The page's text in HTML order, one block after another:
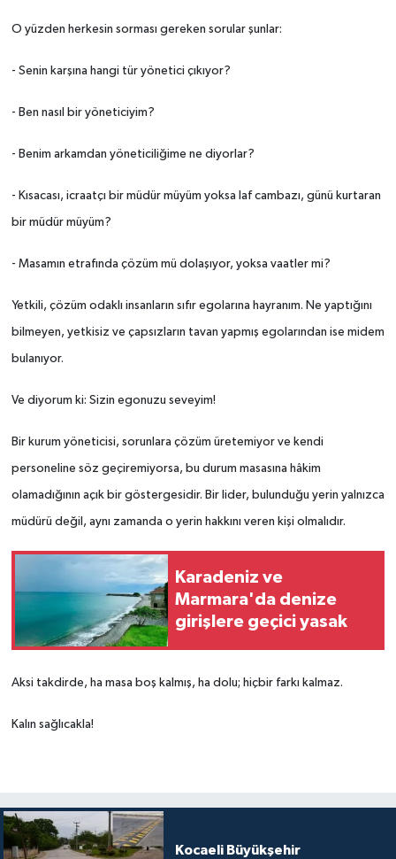
O yüzden herkesin sorması gereken sorular şunlar:
- Senin karşına hangi tür yönetici çıkıyor?
- Ben nasıl bir yöneticiyim?
- Benim arkamdan yöneticiliğime ne diyorlar?
- Kısacası, icraatçı bir müdür müyüm yoksa laf cambazı, günü kurtaran
bir müdür müyüm?
- Masamın etrafında çözüm mü dolaşıyor, yoksa vaatler mi?
Yetkili, çözüm odaklı insanların sıfır egolarına hayranım. Ne yaptığını
bilmeyen, yetkisiz ve çapsızların tavan yapmış egolarından ise midem
bulanıyor.
Ve diyorum ki: Sizin egonuzu seveyim!
Bir kurum yöneticisi, sorunlara çözüm üretemiyor ve kendi
personeline söz geçiremiyorsa, bu durum masasına hâkim
olamadığının açık bir göstergesidir. Bir lider, bulunduğu yerin yalnızca
müdürü değil, aynı zamanda o yerin hakkını veren kişi olmalıdır.
Karadeniz ve
Marmara'da denize
girişlere geçici yasak
Aksi takdirde, ha masa boş kalmış, ha dolu; hiçbir farkı kalmaz.
Kalın sağlıcakla!
Kocaeli Büyükşehir